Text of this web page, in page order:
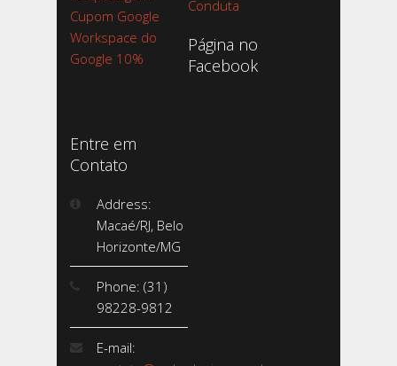
Cupom Google
Workspace do
Google 10%
Conduta
Página no
Facebook
Entre em
Contato
Address:
Macaé/RJ, Belo
Horizonte/MG
Phone: (31)
98228-9812
E-mail: